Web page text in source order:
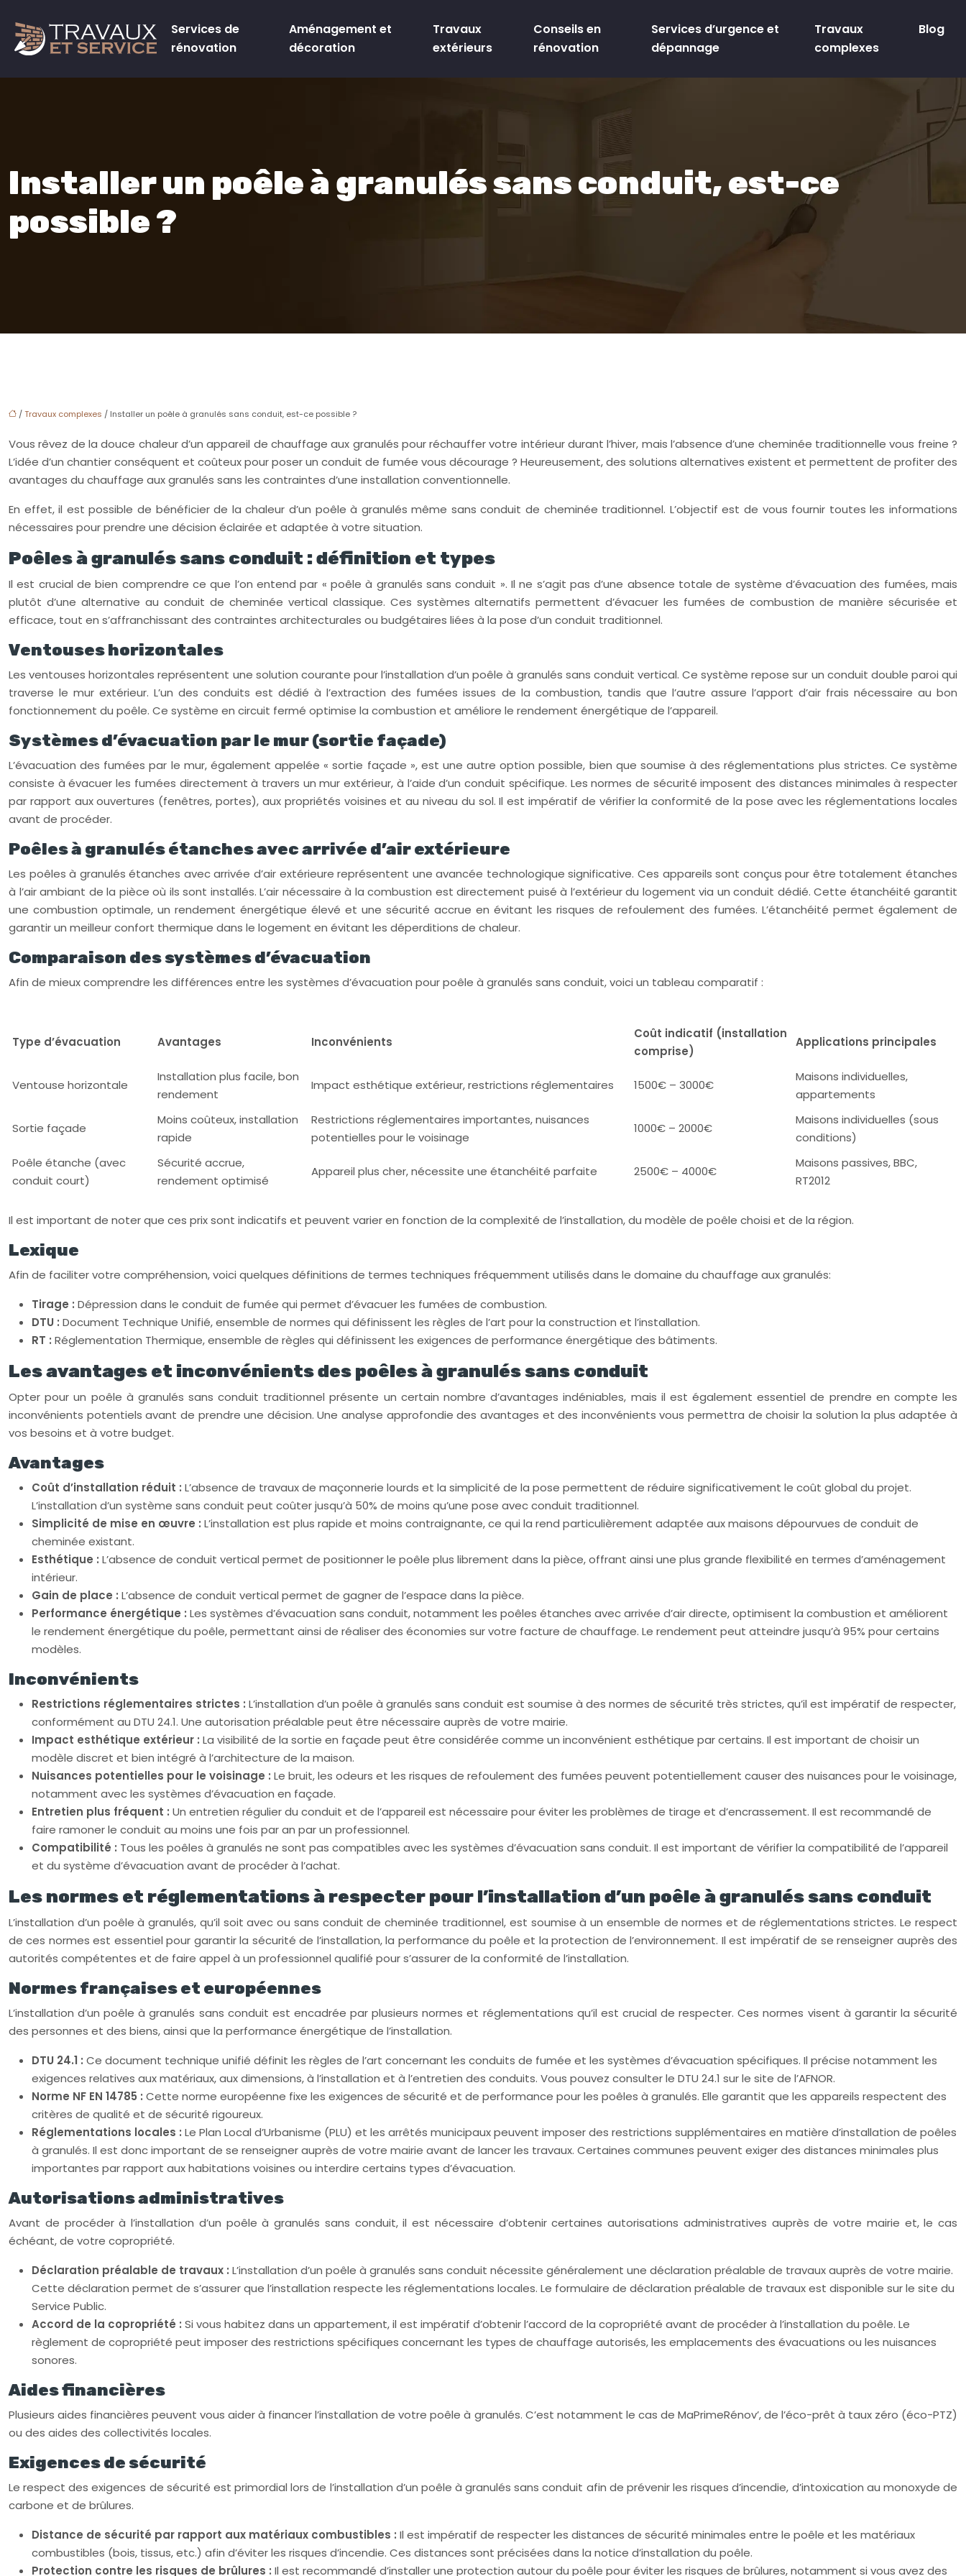
Services de
rénovation
Aménagement et
décoration
Travaux
extérieurs
Conseils en
rénovation
Services d’urgence et
dépannage
Travaux
complexes
Blog
Installer un poêle à granulés sans conduit, est-ce
possible ?
/Travaux complexes / Installer un poêle à granulés sans conduit, est-ce possible ?
Vous rêvez de la douce chaleur d’un appareil de chauffage aux granulés pour réchauffer votre intérieur durant l’hiver, mais l’absence d’une cheminée traditionnelle vous freine ?
L’idée d’un chantier conséquent et coûteux pour poser un conduit de fumée vous décourage ? Heureusement, des solutions alternatives existent et permettent de profiter des
avantages du chauffage aux granulés sans les contraintes d’une installation conventionnelle.
En effet, il est possible de bénéficier de la chaleur d’un poêle à granulés même sans conduit de cheminée traditionnel. L’objectif est de vous fournir toutes les informations
nécessaires pour prendre une décision éclairée et adaptée à votre situation.
Poêles à granulés sans conduit : définition et types
Il est crucial de bien comprendre ce que l’on entend par « poêle à granulés sans conduit ». Il ne s’agit pas d’une absence totale de système d’évacuation des fumées, mais
plutôt d’une alternative au conduit de cheminée vertical classique. Ces systèmes alternatifs permettent d’évacuer les fumées de combustion de manière sécurisée et
efficace, tout en s’affranchissant des contraintes architecturales ou budgétaires liées à la pose d’un conduit traditionnel.
Ventouses horizontales
Les ventouses horizontales représentent une solution courante pour l’installation d’un poêle à granulés sans conduit vertical. Ce système repose sur un conduit double paroi qui
traverse le mur extérieur. L’un des conduits est dédié à l’extraction des fumées issues de la combustion, tandis que l’autre assure l’apport d’air frais nécessaire au bon
fonctionnement du poêle. Ce système en circuit fermé optimise la combustion et améliore le rendement énergétique de l’appareil.
Systèmes d’évacuation par le mur (sortie façade)
L’évacuation des fumées par le mur, également appelée « sortie façade », est une autre option possible, bien que soumise à des réglementations plus strictes. Ce système
consiste à évacuer les fumées directement à travers un mur extérieur, à l’aide d’un conduit spécifique. Les normes de sécurité imposent des distances minimales à respecter
par rapport aux ouvertures (fenêtres, portes), aux propriétés voisines et au niveau du sol. Il est impératif de vérifier la conformité de la pose avec les réglementations locales
avant de procéder.
Poêles à granulés étanches avec arrivée d’air extérieure
Les poêles à granulés étanches avec arrivée d’air extérieure représentent une avancée technologique significative. Ces appareils sont conçus pour être totalement étanches
à l’air ambiant de la pièce où ils sont installés. L’air nécessaire à la combustion est directement puisé à l’extérieur du logement via un conduit dédié. Cette étanchéité garantit
une combustion optimale, un rendement énergétique élevé et une sécurité accrue en évitant les risques de refoulement des fumées. L’étanchéité permet également de
garantir un meilleur confort thermique dans le logement en évitant les déperditions de chaleur.
Comparaison des systèmes d’évacuation
Afin de mieux comprendre les différences entre les systèmes d’évacuation pour poêle à granulés sans conduit, voici un tableau comparatif :
Type d’évacuation Avantages Inconvénients
Coût indicatif (installation
comprise)
Applications principales
Ventouse horizontale
Installation plus facile, bon
rendement
Impact esthétique extérieur, restrictions réglementaires 1500€ – 3000€
Maisons individuelles,
appartements
Sortie façade
Moins coûteux, installation
rapide
Restrictions réglementaires importantes, nuisances
potentielles pour le voisinage
1000€ – 2000€
Maisons individuelles (sous
conditions)
Poêle étanche (avec
conduit court)
Sécurité accrue,
rendement optimisé
Appareil plus cher, nécessite une étanchéité parfaite 2500€ – 4000€
Maisons passives, BBC,
RT2012
Il est important de noter que ces prix sont indicatifs et peuvent varier en fonction de la complexité de l’installation, du modèle de poêle choisi et de la région.
Lexique
Afin de faciliter votre compréhension, voici quelques définitions de termes techniques fréquemment utilisés dans le domaine du chauffage aux granulés:
Tirage : Dépression dans le conduit de fumée qui permet d’évacuer les fumées de combustion.
DTU : Document Technique Unifié, ensemble de normes qui définissent les règles de l’art pour la construction et l’installation.
RT : Réglementation Thermique, ensemble de règles qui définissent les exigences de performance énergétique des bâtiments.
Les avantages et inconvénients des poêles à granulés sans conduit
Opter pour un poêle à granulés sans conduit traditionnel présente un certain nombre d’avantages indéniables, mais il est également essentiel de prendre en compte les
inconvénients potentiels avant de prendre une décision. Une analyse approfondie des avantages et des inconvénients vous permettra de choisir la solution la plus adaptée à
vos besoins et à votre budget.
Avantages
Coût d’installation réduit : L’absence de travaux de maçonnerie lourds et la simplicité de la pose permettent de réduire significativement le coût global du projet.
L’installation d’un système sans conduit peut coûter jusqu’à 50% de moins qu’une pose avec conduit traditionnel.
Simplicité de mise en œuvre : L’installation est plus rapide et moins contraignante, ce qui la rend particulièrement adaptée aux maisons dépourvues de conduit de
cheminée existant.
Esthétique : L’absence de conduit vertical permet de positionner le poêle plus librement dans la pièce, offrant ainsi une plus grande flexibilité en termes d’aménagement
intérieur.
Gain de place : L’absence de conduit vertical permet de gagner de l’espace dans la pièce.
Performance énergétique : Les systèmes d’évacuation sans conduit, notamment les poêles étanches avec arrivée d’air directe, optimisent la combustion et améliorent
le rendement énergétique du poêle, permettant ainsi de réaliser des économies sur votre facture de chauffage. Le rendement peut atteindre jusqu’à 95% pour certains
modèles.
Inconvénients
Restrictions réglementaires strictes : L’installation d’un poêle à granulés sans conduit est soumise à des normes de sécurité très strictes, qu’il est impératif de respecter,
conformément au DTU 24.1. Une autorisation préalable peut être nécessaire auprès de votre mairie.
Impact esthétique extérieur : La visibilité de la sortie en façade peut être considérée comme un inconvénient esthétique par certains. Il est important de choisir un
modèle discret et bien intégré à l’architecture de la maison.
Nuisances potentielles pour le voisinage : Le bruit, les odeurs et les risques de refoulement des fumées peuvent potentiellement causer des nuisances pour le voisinage,
notamment avec les systèmes d’évacuation en façade.
Entretien plus fréquent : Un entretien régulier du conduit et de l’appareil est nécessaire pour éviter les problèmes de tirage et d’encrassement. Il est recommandé de
faire ramoner le conduit au moins une fois par an par un professionnel.
Compatibilité : Tous les poêles à granulés ne sont pas compatibles avec les systèmes d’évacuation sans conduit. Il est important de vérifier la compatibilité de l’appareil
et du système d’évacuation avant de procéder à l’achat.
Les normes et réglementations à respecter pour l’installation d’un poêle à granulés sans conduit
L’installation d’un poêle à granulés, qu’il soit avec ou sans conduit de cheminée traditionnel, est soumise à un ensemble de normes et de réglementations strictes. Le respect
de ces normes est essentiel pour garantir la sécurité de l’installation, la performance du poêle et la protection de l’environnement. Il est impératif de se renseigner auprès des
autorités compétentes et de faire appel à un professionnel qualifié pour s’assurer de la conformité de l’installation.
Normes françaises et européennes
L’installation d’un poêle à granulés sans conduit est encadrée par plusieurs normes et réglementations qu’il est crucial de respecter. Ces normes visent à garantir la sécurité
des personnes et des biens, ainsi que la performance énergétique de l’installation.
DTU 24.1 : Ce document technique unifié définit les règles de l’art concernant les conduits de fumée et les systèmes d’évacuation spécifiques. Il précise notamment les
exigences relatives aux matériaux, aux dimensions, à l’installation et à l’entretien des conduits. Vous pouvez consulter le DTU 24.1 sur le site de l’AFNOR.
Norme NF EN 14785 : Cette norme européenne fixe les exigences de sécurité et de performance pour les poêles à granulés. Elle garantit que les appareils respectent des
critères de qualité et de sécurité rigoureux.
Réglementations locales : Le Plan Local d’Urbanisme (PLU) et les arrêtés municipaux peuvent imposer des restrictions supplémentaires en matière d’installation de poêles
à granulés. Il est donc important de se renseigner auprès de votre mairie avant de lancer les travaux. Certaines communes peuvent exiger des distances minimales plus
importantes par rapport aux habitations voisines ou interdire certains types d’évacuation.
Autorisations administratives
Avant de procéder à l’installation d’un poêle à granulés sans conduit, il est nécessaire d’obtenir certaines autorisations administratives auprès de votre mairie et, le cas
échéant, de votre copropriété.
Déclaration préalable de travaux : L’installation d’un poêle à granulés sans conduit nécessite généralement une déclaration préalable de travaux auprès de votre mairie.
Cette déclaration permet de s’assurer que l’installation respecte les réglementations locales. Le formulaire de déclaration préalable de travaux est disponible sur le site du
Service Public.
Accord de la copropriété : Si vous habitez dans un appartement, il est impératif d’obtenir l’accord de la copropriété avant de procéder à l’installation du poêle. Le
règlement de copropriété peut imposer des restrictions spécifiques concernant les types de chauffage autorisés, les emplacements des évacuations ou les nuisances
sonores.
Aides financières
Plusieurs aides financières peuvent vous aider à financer l’installation de votre poêle à granulés. C’est notamment le cas de MaPrimeRénov’, de l’éco-prêt à taux zéro (éco-PTZ)
ou des aides des collectivités locales.
Exigences de sécurité
Le respect des exigences de sécurité est primordial lors de l’installation d’un poêle à granulés sans conduit afin de prévenir les risques d’incendie, d’intoxication au monoxyde de
carbone et de brûlures.
Distance de sécurité par rapport aux matériaux combustibles : Il est impératif de respecter les distances de sécurité minimales entre le poêle et les matériaux
combustibles (bois, tissus, etc.) afin d’éviter les risques d’incendie. Ces distances sont précisées dans la notice d’installation du poêle.
Protection contre les risques de brûlures : Il est recommandé d’installer une protection autour du poêle pour éviter les risques de brûlures, notamment si vous avez des